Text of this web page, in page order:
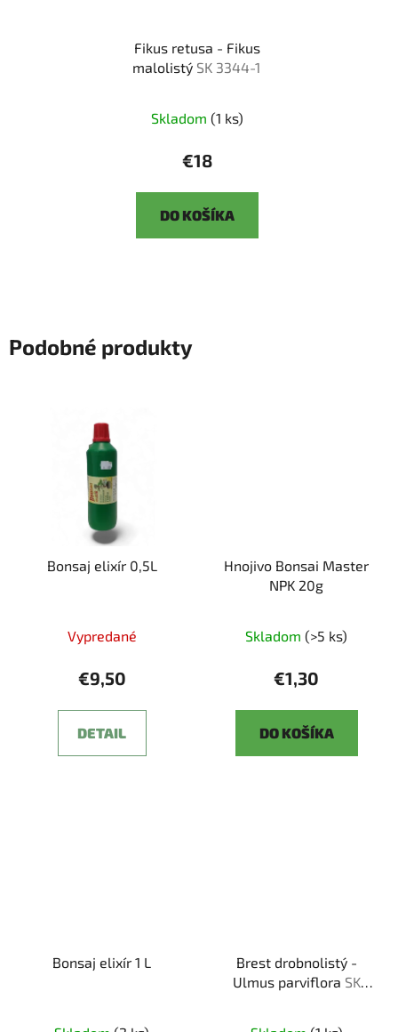
Fikus retusa - Fikus
malolistý SK 3344-1
Skladom (1 ks)
€18
DO KOŠÍKA
Podobné produkty
Bonsaj elixír 0,5L
Vypredané
€9,50
DETAIL
Hnojivo Bonsai Master
NPK 20g
Skladom (>5 ks)
€1,30
DO KOŠÍKA
Bonsaj elixír 1 L
Brest drobnolistý -
Ulmus parviflora SK